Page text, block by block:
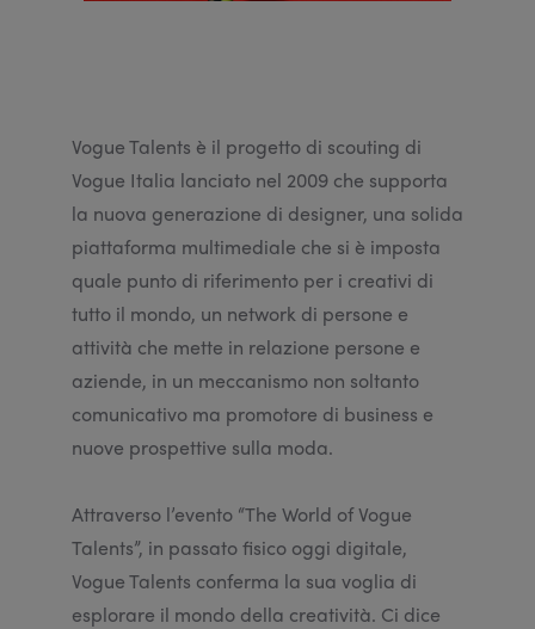
Vogue Talents è il progetto di scouting di
Vogue Italia lanciato nel 2009 che supporta
la nuova generazione di designer, una solida
piattaforma multimediale che si è imposta
quale punto di riferimento per i creativi di
tutto il mondo, un network di persone e
attività che mette in relazione persone e
aziende, in un meccanismo non soltanto
comunicativo ma promotore di business e
nuove prospettive sulla moda.
Attraverso l’evento “The World of Vogue
Talents”, in passato fisico oggi digitale,
Vogue Talents conferma la sua voglia di
esplorare il mondo della creatività. Ci dice